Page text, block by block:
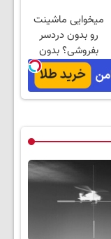
میخوایی ماشینت
رو بدون دردسر
بفروشی؟ بدون
کمیسیون